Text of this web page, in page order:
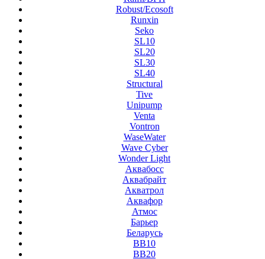
Robust/Ecosoft
Runxin
Seko
SL10
SL20
SL30
SL40
Structural
Tive
Unipump
Venta
Vontron
WaseWater
Wave Cyber
Wonder Light
Аквабосс
Аквабрайт
Акватрол
Аквафор
Атмос
Барьер
Беларусь
ВВ10
ВВ20